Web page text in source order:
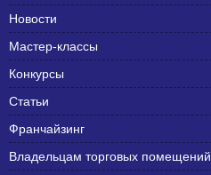
Новости
Мастер-классы
Конкурсы
Статьи
Франчайзинг
Владельцам торговых помещений